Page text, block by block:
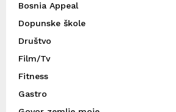
Bosnia Appeal
Dopunske škole
Društvo
Film/Tv
Fitness
Gastro